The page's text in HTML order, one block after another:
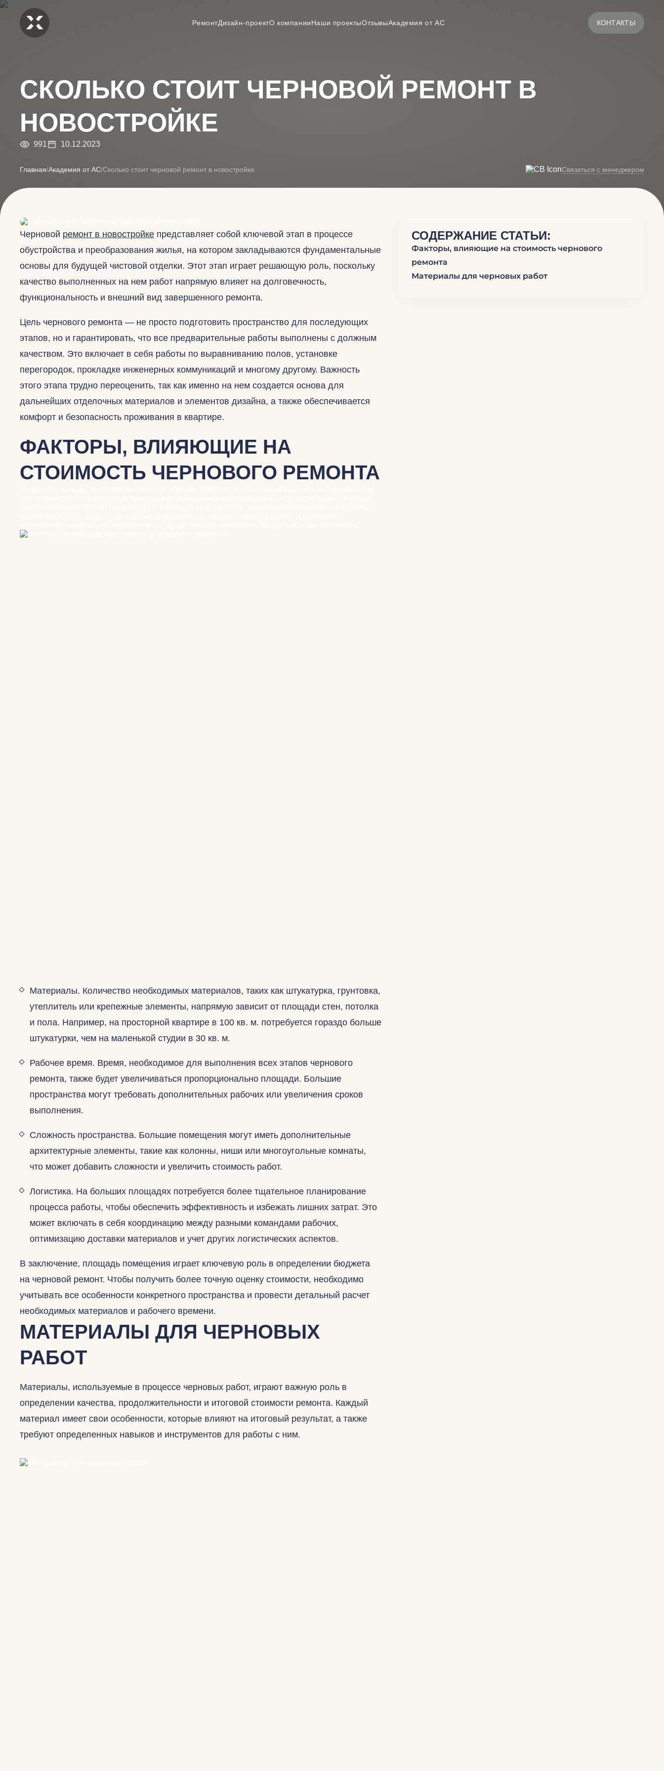
РемонтДизайн-проектО компанииНаши проектыОтзывыАкадемия от АС КОНТАКТЫ
СКОЛЬКО СТОИТ ЧЕРНОВОЙ РЕМОНТ В
НОВОСТРОЙКЕ
991 10.12.2023
Главная/Академия от АС/Сколько стоит черновой ремонт в новостройке Связаться с менеджером
Черновой ремонт в новостройке представляет собой ключевой этап в процессе
обустройства и преобразования жилья, на котором закладываются фундаментальные
основы для будущей чистовой отделки. Этот этап играет решающую роль, поскольку
качество выполненных на нем работ напрямую влияет на долговечность,
функциональность и внешний вид завершенного ремонта.
Цель чернового ремонта — не просто подготовить пространство для последующих
этапов, но и гарантировать, что все предварительные работы выполнены с должным
качеством. Это включает в себя работы по выравниванию полов, установке
перегородок, прокладке инженерных коммуникаций и многому другому. Важность
этого этапа трудно переоценить, так как именно на нем создается основа для
дальнейших отделочных материалов и элементов дизайна, а также обеспечивается
комфорт и безопасность проживания в квартире.
ФАКТОРЫ, ВЛИЯЮЩИЕ НА
СТОИМОСТЬ ЧЕРНОВОГО РЕМОНТА
Материалы. Количество необходимых материалов, таких как штукатурка, грунтовка,
утеплитель или крепежные элементы, напрямую зависит от площади стен, потолка
и пола. Например, на просторной квартире в 100 кв. м. потребуется гораздо больше
штукатурки, чем на маленькой студии в 30 кв. м.
Рабочее время. Время, необходимое для выполнения всех этапов чернового
ремонта, также будет увеличиваться пропорционально площади. Большие
пространства могут требовать дополнительных рабочих или увеличения сроков
выполнения.
Сложность пространства. Большие помещения могут иметь дополнительные
архитектурные элементы, такие как колонны, ниши или многоугольные комнаты,
что может добавить сложности и увеличить стоимость работ.
Логистика. На больших площадях потребуется более тщательное планирование
процесса работы, чтобы обеспечить эффективность и избежать лишних затрат. Это
может включать в себя координацию между разными командами рабочих,
оптимизацию доставки материалов и учет других логистических аспектов.
В заключение, площадь помещения играет ключевую роль в определении бюджета
на черновой ремонт. Чтобы получить более точную оценку стоимости, необходимо
учитывать все особенности конкретного пространства и провести детальный расчет
необходимых материалов и рабочего времени.
МАТЕРИАЛЫ ДЛЯ ЧЕРНОВЫХ
РАБОТ
Материалы, используемые в процессе черновых работ, играют важную роль в
определении качества, продолжительности и итоговой стоимости ремонта. Каждый
материал имеет свои особенности, которые влияют на итоговый результат, а также
требуют определенных навыков и инструментов для работы с ним.
СОДЕРЖАНИЕ СТАТЬИ:
Факторы, влияющие на стоимость чернового
ремонта
Материалы для черновых работ